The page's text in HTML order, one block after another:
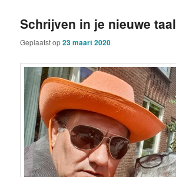
Schrijven in je nieuwe taal
Geplaatst op23 maart 2020